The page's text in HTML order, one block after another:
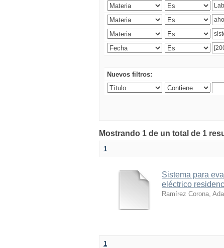
Nuevos filtros:
Mostrando 1 de un total de 1
1
Sistema para
eléctrico
Ramírez Corona,
1